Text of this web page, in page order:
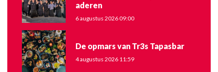
aderen
6 augustus 2026 09:00
De opmars van Tr3s Tapasbar
4 augustus 2026 11:59